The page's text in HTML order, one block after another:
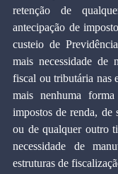
retenção de
antecipação de
custeio de
mais necessidade de
fiscal ou tributária nas
mais nenhuma
impostos de renda, de
ou de qualquer outro
necessidade de
estruturas de